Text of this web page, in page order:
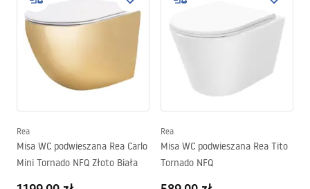
Rea
Misa WC podwieszana Rea Carlo
Mini Tornado NFQ Złoto Biała
Rea
Misa WC podwieszana Rea Tito
Tornado NFQ